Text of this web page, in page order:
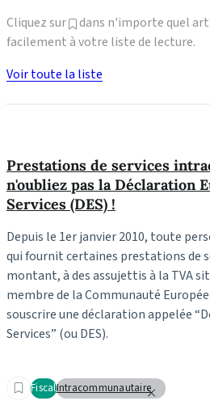
Prestations de services
n'oubliez pas la Déclaration
Services (DES) !
Depuis le 1er janvier 2010, toute
qui fournit certaines prestations de
montant, à des assujettis à la TVA
membre de la Communauté
souscrire une déclaration appelée
Services” (ou DES).
FiscalIntracommunautaire
Cliquez sur
dans n'importe quel
facilement à votre liste de lecture.
Voir toute la liste